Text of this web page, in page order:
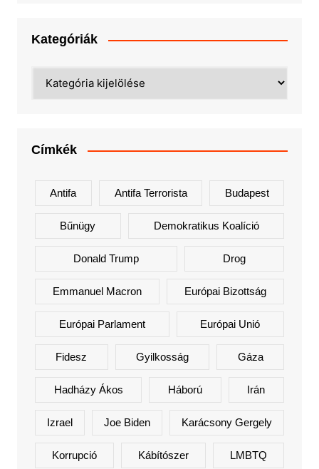
Kategóriák
Címkék
Antifa Antifa Terrorista Budapest
Bűnügy Demokratikus Koalíció
Donald Trump Drog
Emmanuel Macron Európai Bizottság
Európai Parlament Európai Unió
Fidesz Gyilkosság Gáza
Hadházy Ákos Háború Irán
Izrael Joe Biden Karácsony Gergely
Korrupció Kábítószer LMBTQ